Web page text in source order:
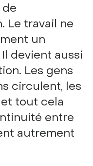
Le travail ne
un
devient aussi
Les gens
circulent, les
tout cela
entre
autrement